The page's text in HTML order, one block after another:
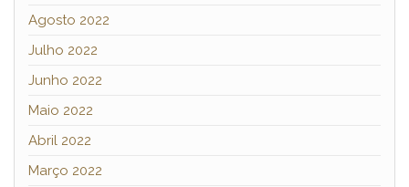
Agosto 2022
Julho 2022
Junho 2022
Maio 2022
Abril 2022
Março 2022